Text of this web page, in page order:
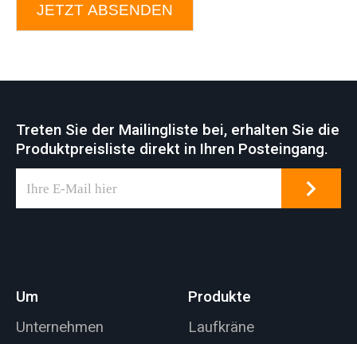
JETZT ABSENDEN
Treten Sie der Mailingliste bei, erhalten Sie die
Produktpreisliste direkt in Ihren Posteingang.
Um
Unternehmen
Produkte
Laufkräne